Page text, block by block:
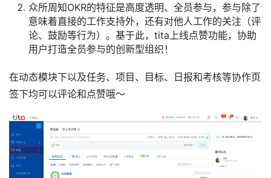
众所周知OKR的特征是高度透明、全员参与，参与除了
意味着直接的工作支持外，还有对他人工作的关注（评
论、鼓励等行为）。基于此，tita上线点赞功能，协助
用户打造全员参与的创新型组织！
在动态模块下以及任务、项目、目标、日报和考核等协作页
签下均可以评论和点赞哦～